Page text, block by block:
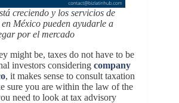
creciendo y los servicios de
México pueden ayudarle a
por el mercado
might be, taxes do not have to be
investors considering company
, it makes sense to consult taxation
sure you are within the law of the
need to look at tax advisory